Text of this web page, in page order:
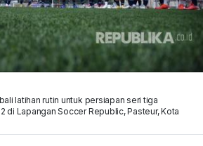
latihan rutin untuk persiapan seri tiga
di Lapangan Soccer Republic, Pasteur, Kota